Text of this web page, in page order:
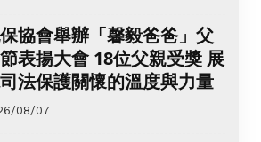
協會舉辦「馨毅爸爸」父
表揚大會 18位父親受獎 展
法保護關懷的溫度與力量
08/07